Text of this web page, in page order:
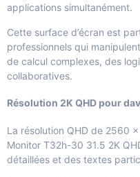
applications simultanément.
Cette surface d’écran est
professionnels qui
de calcul complexes, des
collaboratives.
Résolution 2K QHD pour
La résolution QHD de 2560
Monitor T32h-30 31.5 2K
détaillées et des textes